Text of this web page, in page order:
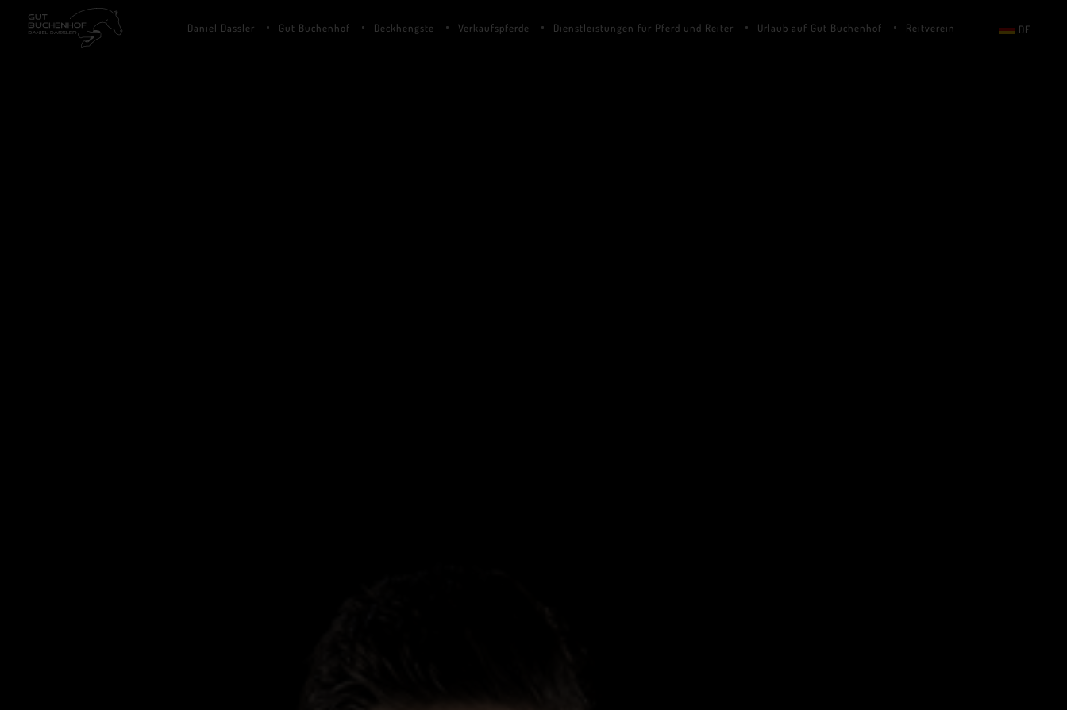
DE
Daniel Dassler Gut Buchenhof Deckhengste Verkaufspferde Dienstleistungen für Pferd und Reiter Urlaub auf Gut Buchenhof Reitverein